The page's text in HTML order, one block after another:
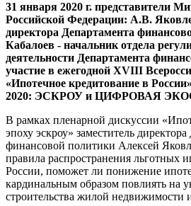
31 января 2020 г. представители
Российской Федерации: А.В.
директора Департамента
Кабалоев - начальник отдела
деятельности Департамента
участие в ежегодной XVIII
«Ипотечное кредитование в
2020: ЭСКРОУ и ЦИФРОВАЯ
В рамках пленарной дискуссии
эпоху эскроу» заместитель
финансовой политики Алексей
правила распространения льготных
России, поможет ли понижение
кардинальным образом повлиять на
строительства жилой недвижимости